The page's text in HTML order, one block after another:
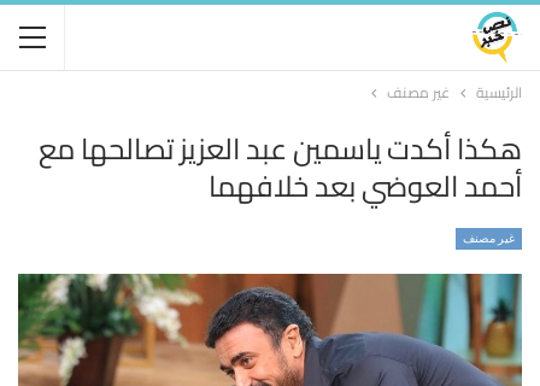
الرئيسية غير مصنف
هكذا أكدت ياسمين عبد العزيز تصالحها مع
أحمد العوضي بعد خلافهما
غير مصنف